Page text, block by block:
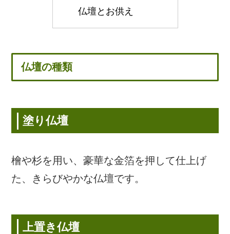
仏壇とお供え
仏壇の種類
塗り仏壇
檜や杉を用い、豪華な金箔を押して仕上げ
た、きらびやかな仏壇です。
上置き仏壇